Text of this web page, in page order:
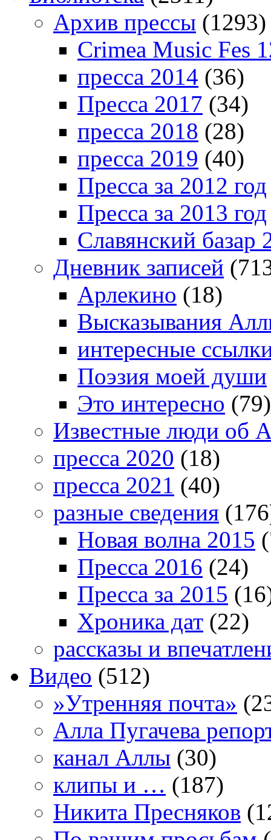
Архив прессы (1293)
Crimea Music Fes
пресса 2014 (36)
Пресса 2017 (34)
пресса 2018 (28)
пресса 2019 (40)
Пресса за 2012 год
Пресса за 2013 год
Славянский базар
Дневник записей
Арлекино (18)
Высказывания
интересные
Поэзия моей души
Это интересно (79)
Известные люди об
пресса 2020 (18)
пресса 2021 (40)
разные сведения
Новая волна 2015
Пресса 2016 (24)
Пресса за 2015
Хроника дат (22)
рассказы и
Видео (512)
»Утренняя почта»
Алла Пугачева
канал Аллы (30)
клипы и … (187)
Никита Пресняков